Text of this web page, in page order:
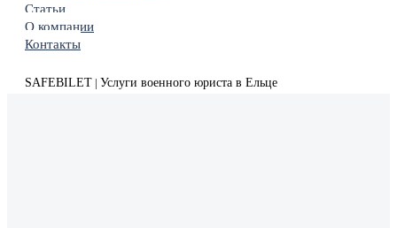
Статьи
О компании
Контакты
SAFEBILET Услуги военного юриста в Ельце